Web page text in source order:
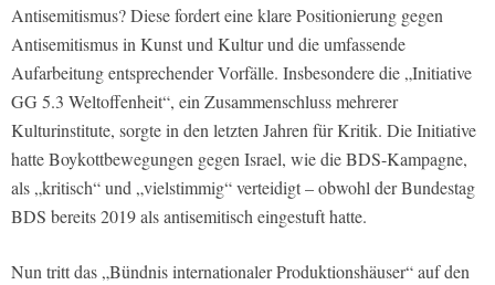
Antisemitismus? Diese fordert eine klare Positionierung gegen
Antisemitismus in Kunst und Kultur und die umfassende
Aufarbeitung entsprechender Vorfälle. Insbesondere die „Initiative
GG 5.3 Weltoffenheit“, ein Zusammenschluss mehrerer
Kulturinstitute, sorgte in den letzten Jahren für Kritik. Die Initiative
hatte Boykottbewegungen gegen Israel, wie die BDS-Kampagne,
als „kritisch“ und „vielstimmig“ verteidigt – obwohl der Bundestag
BDS bereits 2019 als antisemitisch eingestuft hatte.
Nun tritt das „Bündnis internationaler Produktionshäuser“ auf den